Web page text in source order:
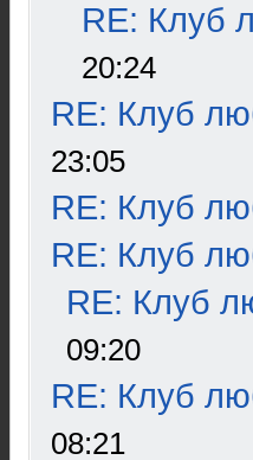
RE: Клуб
20:24
RE: Клуб
23:05
RE: Клуб
RE: Клуб
RE: Клуб
09:20
RE: Клуб
08:21